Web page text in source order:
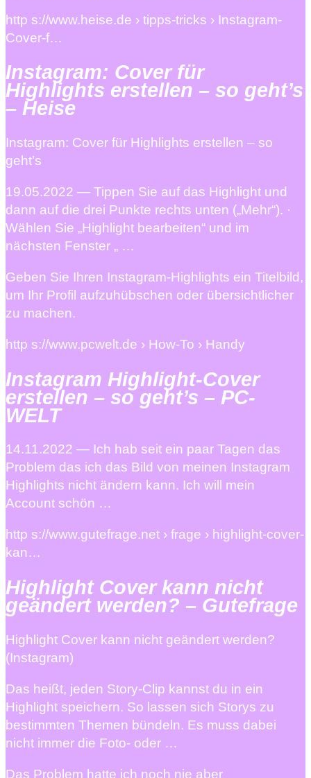
http s://www.heise.de › tipps-tricks › Instagram-
Cover-f…
Instagram: Cover für
Highlights erstellen – so geht’s
– Heise
Instagram: Cover für Highlights erstellen – so
geht’s
19.05.2022 — Tippen Sie auf das Highlight und
dann auf die drei Punkte rechts unten („Mehr“). ·
Wählen Sie „Highlight bearbeiten“ und im
nächsten Fenster „ …
Geben Sie Ihren Instagram-Highlights ein Titelbild,
um Ihr Profil aufzuhübschen oder übersichtlicher
zu machen.
http s://www.pcwelt.de › How-To › Handy
Instagram Highlight-Cover
erstellen – so geht’s – PC-
WELT
14.11.2022 — Ich hab seit ein paar Tagen das
Problem das ich das Bild von meinen Instagram
Highlights nicht ändern kann. Ich will mein
Account schön …
http s://www.gutefrage.net › frage › highlight-cover-
kan…
Highlight Cover kann nicht
geändert werden? – Gutefrage
Highlight Cover kann nicht geändert werden?
(Instagram)
Das heißt, jeden Story-Clip kannst du in ein
Highlight speichern. So lassen sich Storys zu
bestimmten Themen bündeln. Es muss dabei
nicht immer die Foto- oder …
Das Problem hatte ich noch nie aber